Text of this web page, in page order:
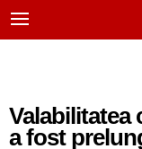
Valabilitatea
a fost